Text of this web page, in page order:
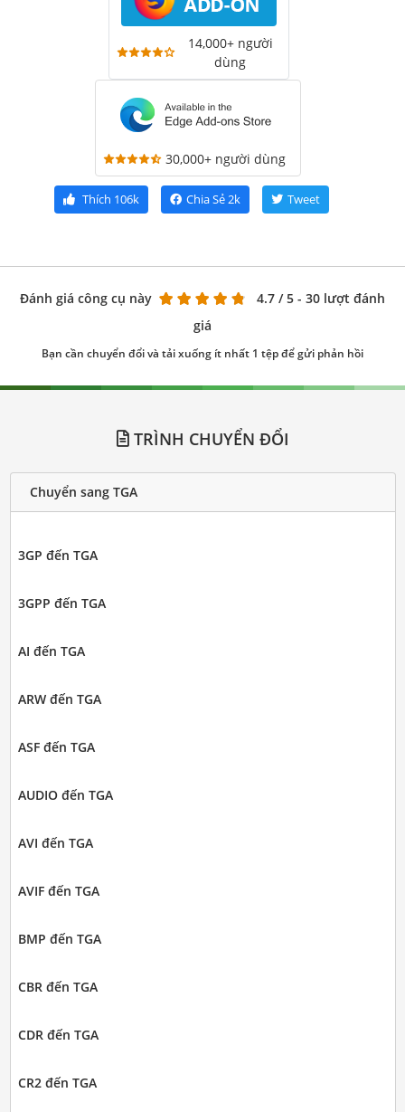
14,000+ người
dùng
30,000+ người dùng
Thích 106k Chia Sẻ2k Tweet
Đánh giá công cụ này 4.7 / 5 - 30 lượt đánh
giá
Bạn cần chuyển đổi và tải xuống ít nhất 1 tệp để gửi phản hồi
TRÌNH CHUYỂN ĐỔI
Chuyển sang TGA
3GP đến TGA
3GPP đến TGA
AI đến TGA
ARW đến TGA
ASF đến TGA
AUDIO đến TGA
AVI đến TGA
AVIF đến TGA
BMP đến TGA
CBR đến TGA
CDR đến TGA
CR2 đến TGA